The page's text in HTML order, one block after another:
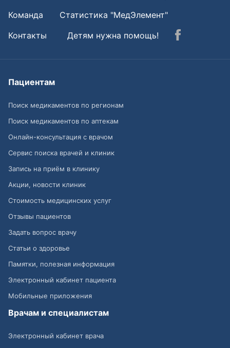
Команда
Статистика "МедЭлемент"
Контакты
Детям нужна помощь!
Пациентам
Поиск медикаментов по регионам
Поиск медикаментов по аптекам
Онлайн-консультация с врачом
Сервис поиска врачей и клиник
Запись на приём в клинику
Акции, новости клиник
Стоимость медицинских услуг
Отзывы пациентов
Задать вопрос врачу
Статьи о здоровье
Памятки, полезная информация
Электронный кабинет пациента
Мобильные приложения
Врачам и специалистам
Электронный кабинет врача